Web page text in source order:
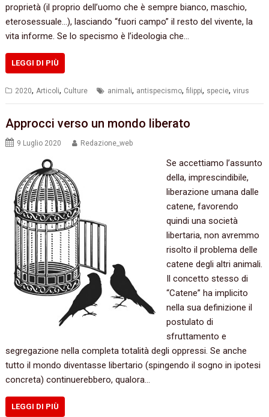
proprietà (il proprio dell’uomo che è sempre bianco, maschio,
eterosessuale…), lasciando “fuori campo” il resto del vivente, la
vita informe. Se lo specismo è l’ideologia che…
LEGGI DI PIÙ
2020, Articoli, Culture animali, antispecismo,filippi, specie,virus
Approcci verso un mondo liberato
9 Luglio 2020 Redazione_web
Se accettiamo l’assunto
della, imprescindibile,
liberazione umana dalle
catene, favorendo
quindi una società
libertaria, non avremmo
risolto il problema delle
catene degli altri animali.
Il concetto stesso di
“Catene” ha implicito
nella sua definizione il
postulato di
sfruttamento e
segregazione nella completa totalità degli oppressi. Se anche
tutto il mondo diventasse libertario (spingendo il sogno in ipotesi
concreta) continuerebbero, qualora…
LEGGI DI PIÙ